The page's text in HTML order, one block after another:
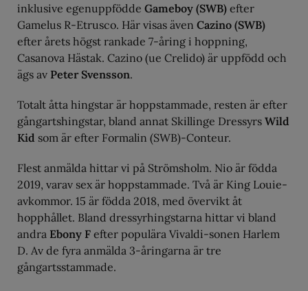
inklusive egenuppfödde Gameboy (SWB) efter
Gamelus R-Etrusco. Här visas även Cazino (SWB)
efter årets högst rankade 7-åring i hoppning,
Casanova Hästak. Cazino (ue Crelido) är uppfödd och
ägs av Peter Svensson.
Totalt åtta hingstar är hoppstammade, resten är efter
gångartshingstar, bland annat Skillinge Dressyrs Wild
Kid som är efter Formalin (SWB)-Conteur.
Flest anmälda hittar vi på Strömsholm. Nio är födda
2019, varav sex är hoppstammade. Två är King Louie-
avkommor. 15 är födda 2018, med övervikt åt
hopphållet. Bland dressyrhingstarna hittar vi bland
andra Ebony F efter populära Vivaldi-sonen Harlem
D. Av de fyra anmälda 3-åringarna är tre
gångartsstammade.